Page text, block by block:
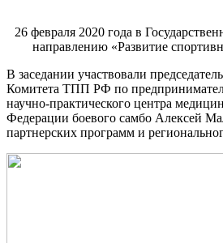
26 февраля 2020 года в
направлению «Развитие
В заседании участвовали
Комитета ТПП РФ по
научно-практического центра
Федерации боевого самбо Алексей
партнерских программ и